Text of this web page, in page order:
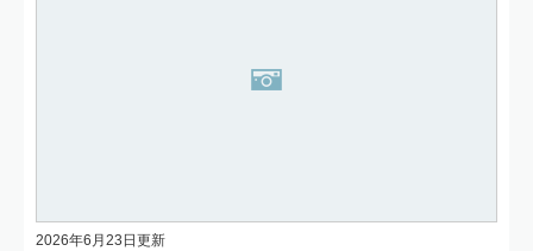
2026年6月23日更新